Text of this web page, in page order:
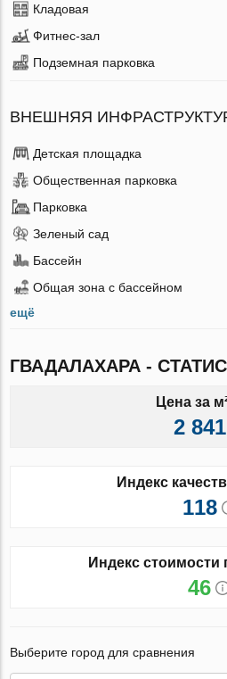
Кладовая
Фитнес-зал
Подземная парковка
ВНЕШНЯЯ
Детская площадка
Общественная парковка
Парковка
Зеленый сад
Бассейн
Общая зона с бассейном
ещё
ГВАДАЛАХАРА -
Цена за
2 841
Индекс
118
Индекс стоимости
46
Выберите город для сравнения